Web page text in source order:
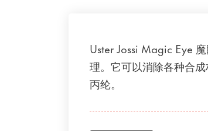
Uster Jossi Magic Eye
理。它可以消除各种合
丙纶。